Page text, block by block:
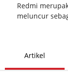
Redmi
meluncur
Artikel